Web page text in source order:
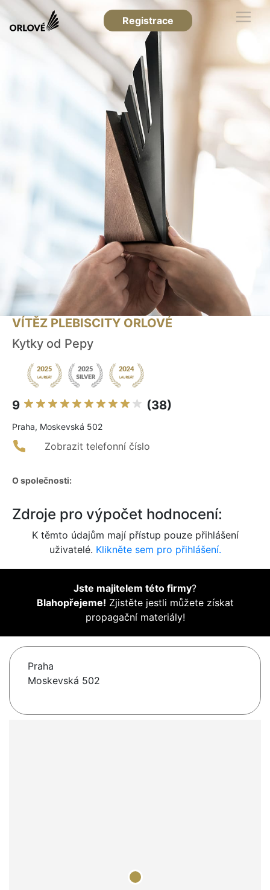
Registrace
VÍTĚZ PLEBISCITY ORLOVÉ
Kytky od Pepy
9 (38)
Praha, Moskevská 502
Zobrazit telefonní číslo
O společnosti:
Zdroje pro výpočet hodnocení:
K těmto údajům mají přístup pouze přihlášení
uživatelé. Klikněte sem pro přihlášení.
Jste majitelem této firmy?
Blahopřejeme! Zjistěte jestli můžete získat
propagační materiály!
Praha
Moskevská 502